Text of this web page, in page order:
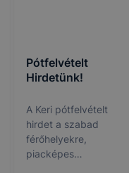
Pótfelvételt
Hirdetünk!
A Keri pótfelvételt
hirdet a szabad
férőhelyekre,
piacképes